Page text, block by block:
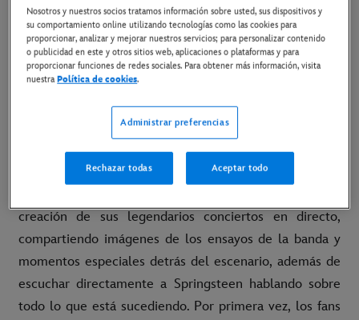
LINK AL MATERIAL DISPONIBLE
E Street Band: Diarios de carretera
exclusiva a Disney+ el 25 de octubre.
Bruce Springsteeny The E Street Band
creación de sus legendarios conciertos en directo,
compartiendo imágenes de los ensayos de la banda y
momentos especiales detrás del escenario, además de
escuchar directamente a Springsteen hablando sobre
todo lo que está sucediendo. Por primera vez, los fans
Nosotros y nuestros socios tratamos información sobre usted, sus dispositivos y
su comportamiento online utilizando tecnologías como las cookies para
proporcionar, analizar y mejorar nuestros servicios; para personalizar contenido
o publicidad en este y otros sitios web, aplicaciones o plataformas y para
proporcionar funciones de redes sociales. Para obtener más información, visita
nuestraPolítica de cookies.
Administrar preferencias
Rechazar todas Aceptar todo